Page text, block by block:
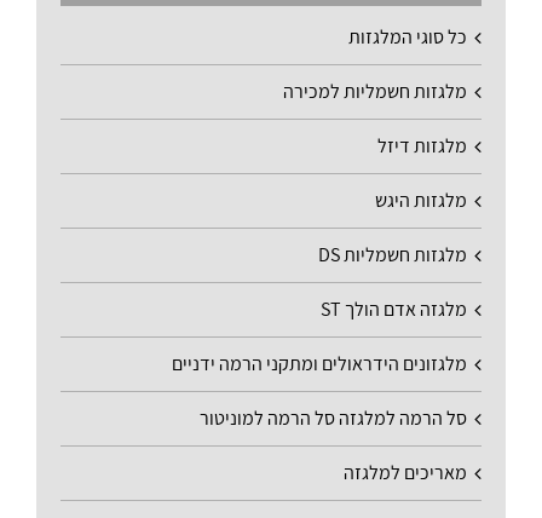
כל סוגי המלגזות
מלגזות חשמליות למכירה
מלגזות דיזל
מלגזות היגש
מלגזות חשמליות DS
מלגזה אדם הולך ST
מלגזונים הידראולים ומתקני הרמה ידניים
סל הרמה למלגזה סל הרמה למוניטור
מאריכים למלגזה